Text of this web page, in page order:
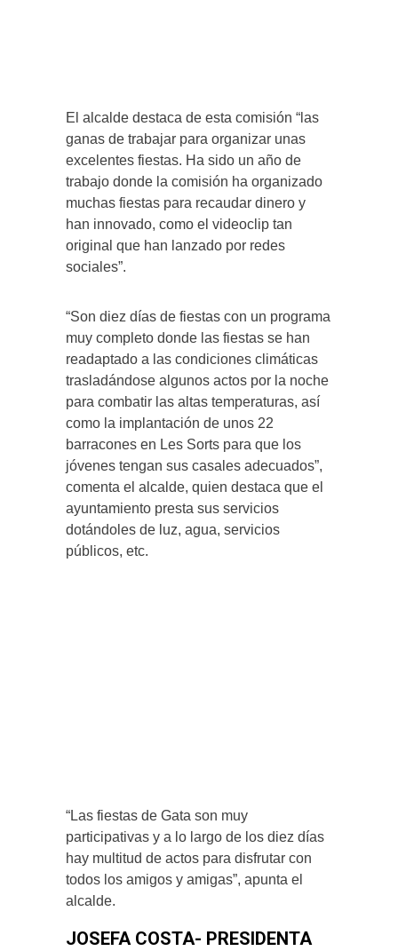
El alcalde destaca de esta comisión “las
ganas de trabajar para organizar unas
excelentes fiestas. Ha sido un año de
trabajo donde la comisión ha organizado
muchas fiestas para recaudar dinero y
han innovado, como el videoclip tan
original que han lanzado por redes
sociales”.
“Son diez días de fiestas con un programa
muy completo donde las fiestas se han
readaptado a las condiciones climáticas
trasladándose algunos actos por la noche
para combatir las altas temperaturas, así
como la implantación de unos 22
barracones en Les Sorts para que los
jóvenes tengan sus casales adecuados”,
comenta el alcalde, quien destaca que el
ayuntamiento presta sus servicios
dotándoles de luz, agua, servicios
públicos, etc.
“Las fiestas de Gata son muy
participativas y a lo largo de los diez días
hay multitud de actos para disfrutar con
todos los amigos y amigas”, apunta el
alcalde.
JOSEFA COSTA- PRESIDENTA